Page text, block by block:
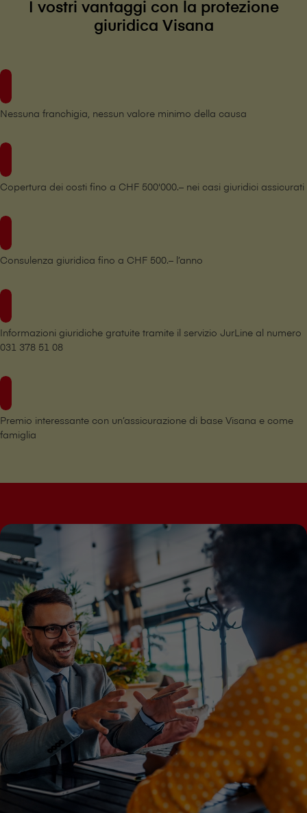
I vostri vantaggi con la protezione
giuridica V⁠i⁠s⁠a⁠n⁠a
Nessuna franchigia, nessun valore minimo della causa
Copertura dei costi fino a CHF 500'000.– nei casi giuridici assicurati
Consulenza giuridica fino a CHF 500.– l’anno
Informazioni giuridiche gratuite tramite il servizio JurLine al numero
031 378 51 08
Premio interessante con un’assicurazione di base V⁠i⁠s⁠a⁠n⁠a e come
famiglia